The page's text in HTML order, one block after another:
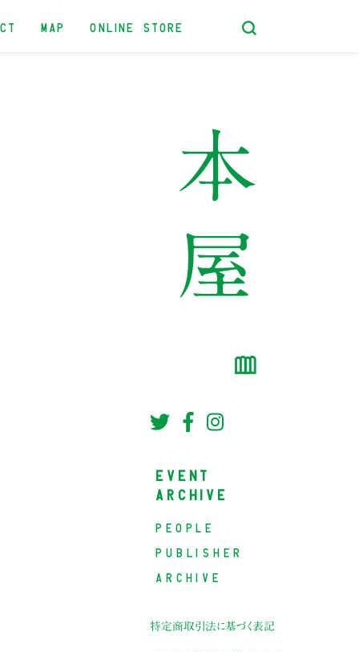
MAP ONLINE STORE
EVENT
ARCHIVE
PEOPLE
PUBLISHER
ARCHIVE
特定商取引法に基づく表記